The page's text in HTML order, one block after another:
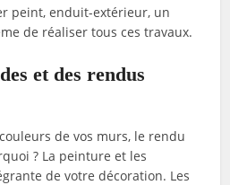
peint, enduit-extérieur, un
de réaliser tous ces travaux.
et des rendus
de vos murs, le rendu
? La peinture et les
de votre décoration. Les